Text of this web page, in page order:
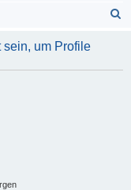
h
sein, um Profile